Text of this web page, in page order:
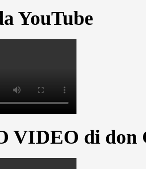
YouTube
VIDEO di don